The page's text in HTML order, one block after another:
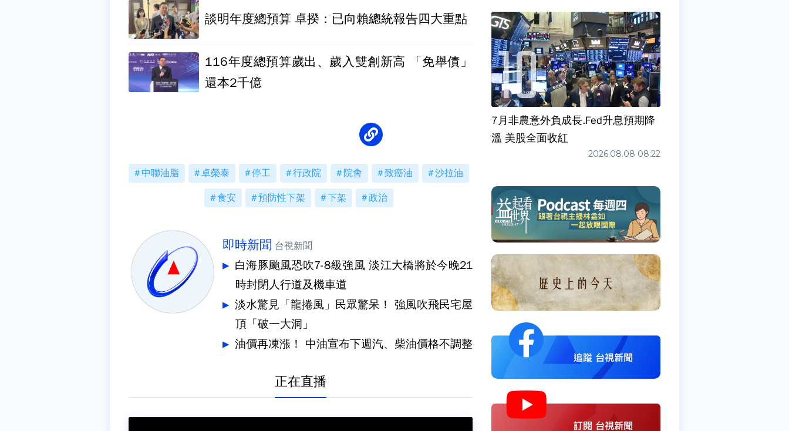
談明年度總預算 卓揆：已向賴總統報告四大重點
116年度總預算歲出、歲入雙創新高 「免舉債」
還本2千億
中聯油脂 卓榮泰 停工 行政院 院會 致癌油 沙拉油
食安 預防性下架 下架 政治
即時新聞 台視新聞
白海豚颱風恐吹7-8級強風 淡江大橋將於今晚21
時封閉人行道及機車道
淡水驚見「龍捲風」民眾驚呆！ 強風吹飛民宅屋
頂「破一大洞」
油價再凍漲！ 中油宣布下週汽、柴油價格不調整
正在直播
7月非農意外負成長.Fed升息預期降
溫 美股全面收紅
2026.08.08 08:22